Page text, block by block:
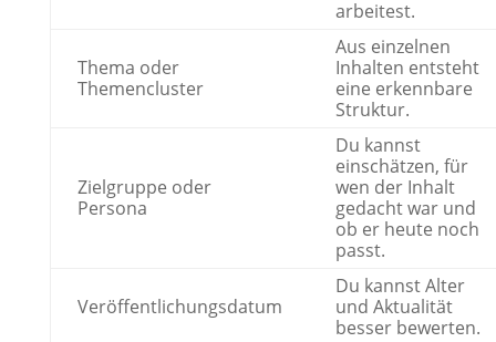
arbeitest.
Thema oder
Themencluster
Aus einzelnen
Inhalten entsteht
eine erkennbare
Struktur.
Zielgruppe oder
Persona
Du kannst
einschätzen, für
wen der Inhalt
gedacht war und
ob er heute noch
passt.
Veröffentlichungsdatum
Du kannst Alter
und Aktualität
besser bewerten.